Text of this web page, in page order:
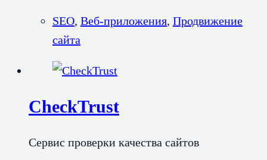
SEO, Веб-приложения, Продвижение
сайта
CheckTrust
Сервис проверки качества сайтов